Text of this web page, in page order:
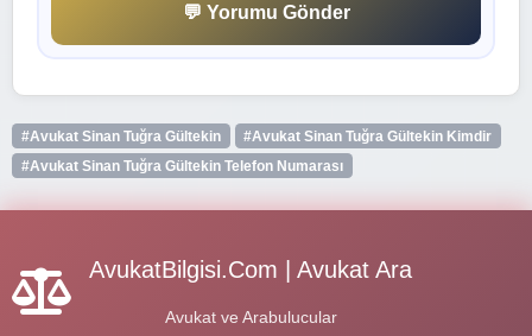
💬 Yorumu Gönder
#Avukat Sinan Tuğra Gültekin
#Avukat Sinan Tuğra Gültekin Kimdir
#Avukat Sinan Tuğra Gültekin Telefon Numarası
AvukatBilgisi.Com | Avukat Ara
Avukat ve Arabulucular